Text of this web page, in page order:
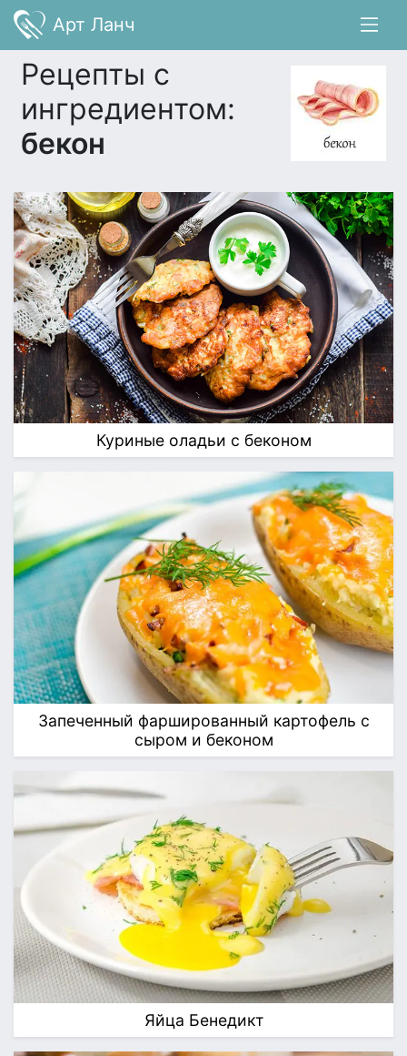
Арт Ланч
Рецепты с
ингредиентом:
бекон
Куриные оладьи с беконом
Запеченный фаршированный картофель с
сыром и беконом
Яйца Бенедикт